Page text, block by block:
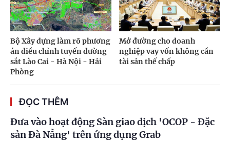
Bộ Xây dựng làm rõ phương
án điều chỉnh tuyến đường
sắt Lào Cai - Hà Nội - Hải
Phòng
Mở đường cho doanh
nghiệp vay vốn không cần
tài sản thế chấp
ĐỌC THÊM
Đưa vào hoạt động Sàn giao dịch 'OCOP - Đặc
sản Đà Nẵng' trên ứng dụng Grab